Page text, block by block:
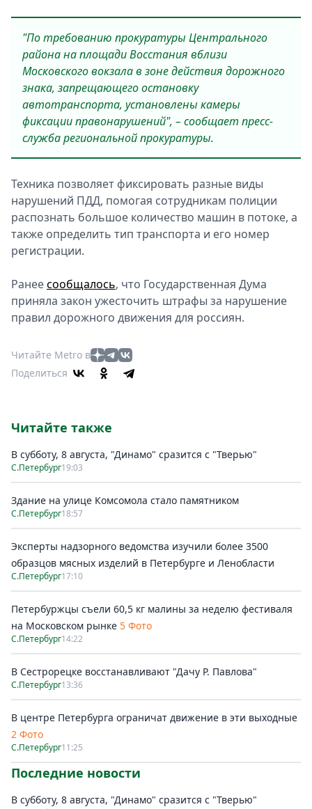
"По требованию прокуратуры Центрального
района на площади Восстания вблизи
Московского вокзала в зоне действия дорожного
знака, запрещающего остановку
автотранспорта, установлены камеры
фиксации правонарушений", – сообщает пресс-
служба региональной прокуратуры.
Техника позволяет фиксировать разные виды
нарушений ПДД, помогая сотрудникам полиции
распознать большое количество машин в потоке, а
также определить тип транспорта и его номер
регистрации.
Ранеесообщалось, что Государственная Дума
приняла закон ужесточить штрафы за нарушение
правил дорожного движения для россиян.
Читайте Metro в
Поделиться
Читайте также
В субботу, 8 августа, "Динамо" сразится с "Тверью"
С.Петербург19:03
Здание на улице Комсомола стало памятником
С.Петербург18:57
Эксперты надзорного ведомства изучили более 3500
образцов мясных изделий в Петербурге и Ленобласти
С.Петербург17:10
Петербуржцы съели 60,5 кг малины за неделю фестиваля
на Московском рынке 5 Фото
С.Петербург14:22
В Сестрорецке восстанавливают "Дачу Р. Павлова"
С.Петербург13:36
В центре Петербурга ограничат движение в эти выходные
2 Фото
С.Петербург11:25
Последние новости
В субботу, 8 августа, "Динамо" сразится с "Тверью"